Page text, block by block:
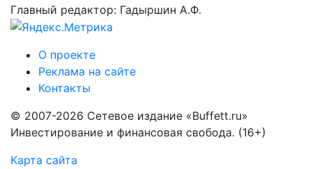
Главный редактор: Гадыршин А.Ф.
О проекте
Реклама на сайте
Контакты
© 2007-2026 Сетевое издание «Buffett.ru»
Инвестирование и финансовая свобода. (16+)
Карта сайта